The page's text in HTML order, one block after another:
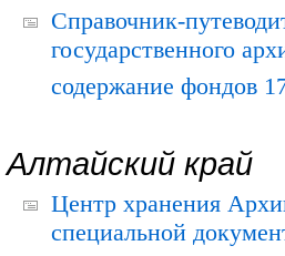
Справочник-
государственного
содержание фондов
Алтайский край
Центр хранения
специальной